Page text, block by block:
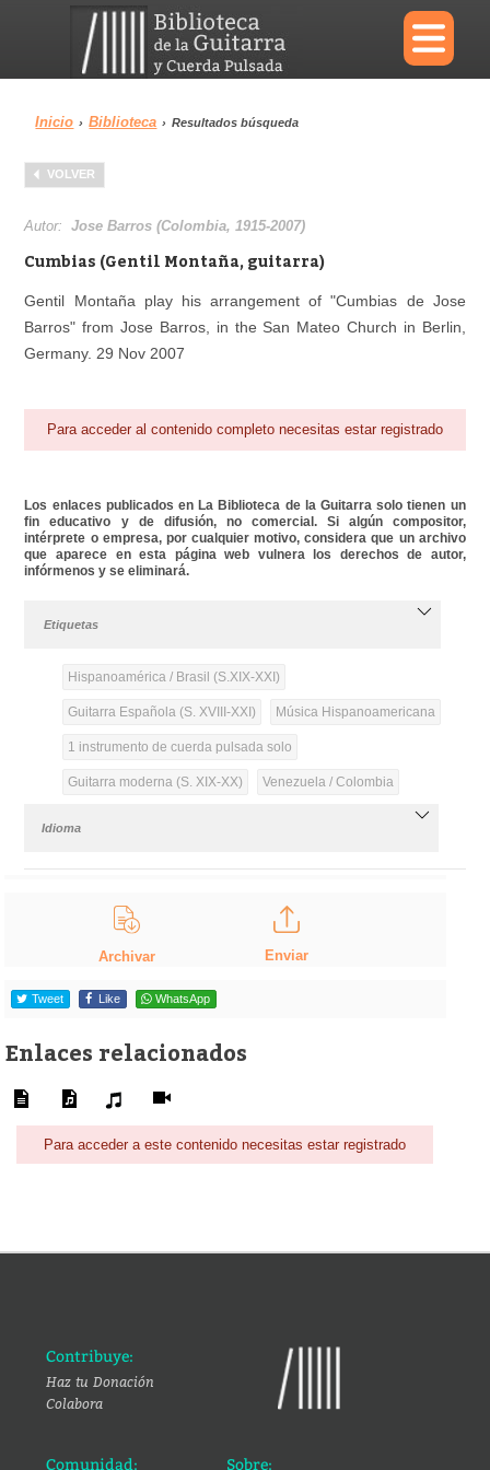
×
Menu
Biblioteca
Área personal Reproductor
Inicio › Biblioteca › Resultados búsqueda
VOLVER
Autor:Jose Barros (Colombia, 1915-2007)
Cumbias (Gentil Montaña, guitarra)
Gentil Montaña play his arrangement of "Cumbias de Jose
Barros" from Jose Barros, in the San Mateo Church in Berlin,
Germany. 29 Nov 2007
Para acceder al contenido completo necesitas estar registrado
Los enlaces publicados en La Biblioteca de la Guitarra solo tienen un
fin educativo y de difusión, no comercial. Si algún compositor,
intérprete o empresa, por cualquier motivo, considera que un archivo
que aparece en esta página web vulnera los derechos de autor,
infórmenos y se eliminará.
Etiquetas
Hispanoamérica / Brasil (S.XIX-XXI)
Guitarra Española (S. XVIII-XXI) Música Hispanoamericana
1 instrumento de cuerda pulsada solo
Guitarra moderna (S. XIX-XX) Venezuela / Colombia
Idioma
Archivar Enviar
Tweet Like WhatsApp
Enlaces relacionados
Para acceder a este contenido necesitas estar registrado
Contribuye:
Haz tu Donación
Colabora
Comunidad: Sobre: